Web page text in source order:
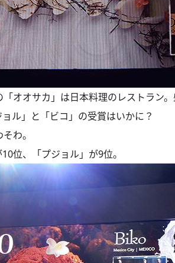
オオサカ」は日本料理のレストラン
ル」と「ビコ」の受賞はいかに？
わ。
位、「プジョル」が9位。